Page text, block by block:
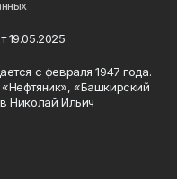
19.05.2025
с февраля 1947 года.
«Башкирский
Николай Ильич